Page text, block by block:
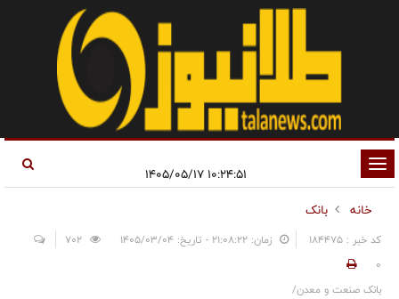
تغییر
وضعیت
ناوبری
خانه
بانک
کد خبر : 184475 زمان: ۲۱:۰۸:۲۲ - تاریخ: ۱۴۰۵/۰۳/۰۴
0
بانک صنعت و معدن/